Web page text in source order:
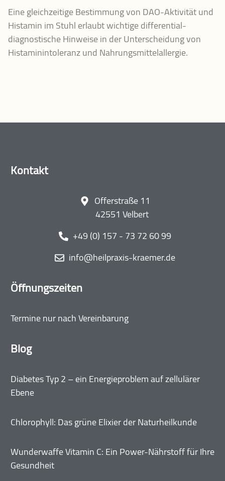
Eine gleichzeitige Bestimmung von DAO-Aktivität und
Histamin im Stuhl erlaubt wichtige differential-
diagnostische Hinweise in der Unterscheidung von
Histaminintoleranz und Nahrungsmittelallergie.
Kontakt
Offerstraße 11
42551 Velbert
‭+49 (0) 157 - 73 72 60 99‬
info@heilpraxis-kraemer.de
Öffnungszeiten
Termine nur nach Vereinbarung
Blog
Diabetes Typ 2 – ein Energieproblem auf zellulärer
Ebene
Chlorophyll: Das grüne Elixier der Naturheilkunde
Wunderwaffe Vitamin C: Ein Power-Nährstoff für Ihre
Gesundheit